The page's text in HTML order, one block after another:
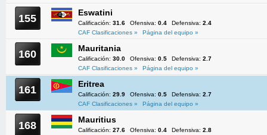
155 Eswatini
Calificación: 31.6 Ofensiva: 0.4 Defensiva: 2.4
CAF Clasificaciones »
Página del equipo »
160 Mauritania
Calificación: 30.0 Ofensiva: 0.5 Defensiva: 2.7
CAF Clasificaciones »
Página del equipo »
161 Eritrea
Calificación: 29.9 Ofensiva: 0.5 Defensiva: 2.7
CAF Clasificaciones »
Página del equipo »
168 Mauritius
Calificación: 27.6 Ofensiva: 0.4 Defensiva: 2.8